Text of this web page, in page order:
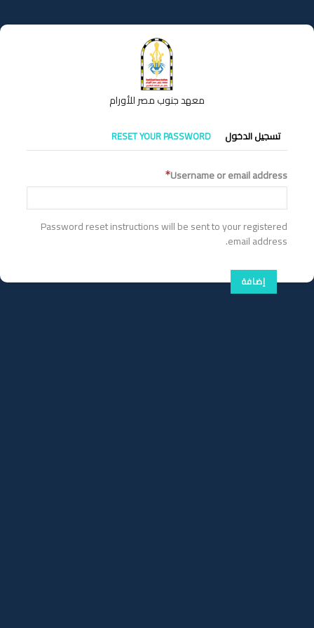
إلى
المحتوى
معهد جنوب مصر للأورام
التبويبات
الأساسية
تسجيل الدخول RESET YOUR PASSWORD
Username or email address
Password reset instructions will be sent to your registered
email address.